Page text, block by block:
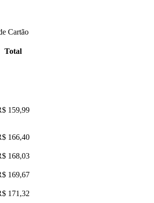
Cartão
Total
159,99
166,40
168,03
169,67
171,32